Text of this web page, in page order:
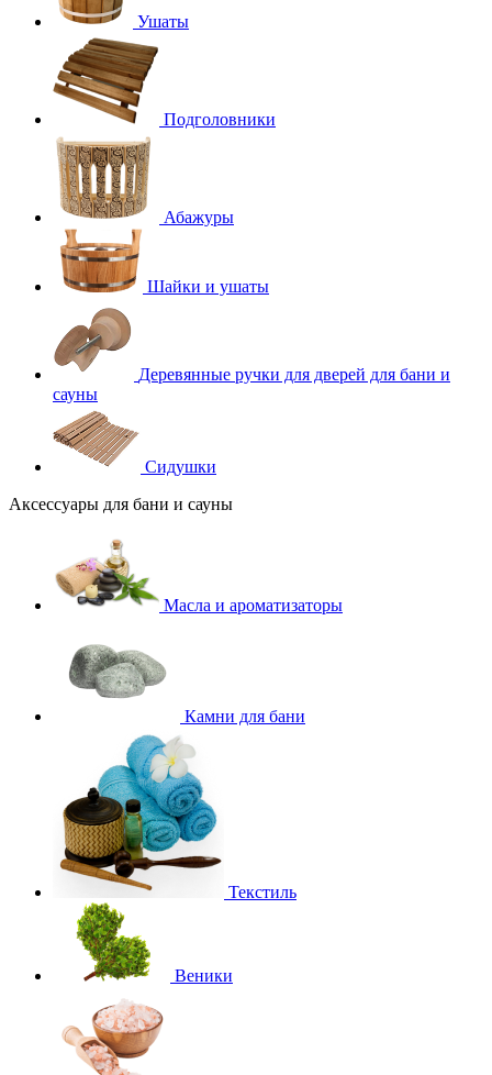
Ушаты
Подголовники
Абажуры
Шайки и ушаты
Деревянные ручки для дверей для бани и
сауны
Сидушки
Аксессуары для бани и сауны
Масла и ароматизаторы
Камни для бани
Текстиль
Веники